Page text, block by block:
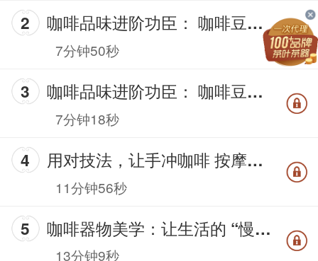
咖啡品味进阶功臣： 咖啡豆先生（上集）
7分钟50秒
咖啡品味进阶功臣： 咖啡豆先生（下集）
7分钟18秒
用对技法，让手冲咖啡 按摩你的味蕾
11分钟56秒
咖啡器物美学：让生活的 “慢与美”由手入心
13分钟9秒